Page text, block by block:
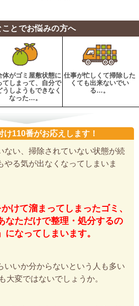
ことでお悩みの方へ
体がゴミ屋敷状態に
てしまって、自分で
うしようもできなく
なった…。
仕事が忙しくて掃除した
くても出来ないでい
る…。
け110番がお応えします！
ない、掃除されていない状態が続
やる気が出なくなってしまいま
けて溜まってしまったゴミ、
なただけで整理・処分するの
なってしまいます。
いいか分からないという人も多い
大変ではないでしょうか。